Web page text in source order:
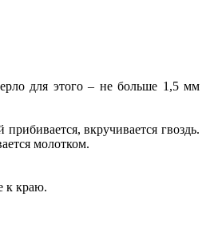
для этого – не больше 1,5 мм
вкручивается гвоздь.
молотком.
к краю.